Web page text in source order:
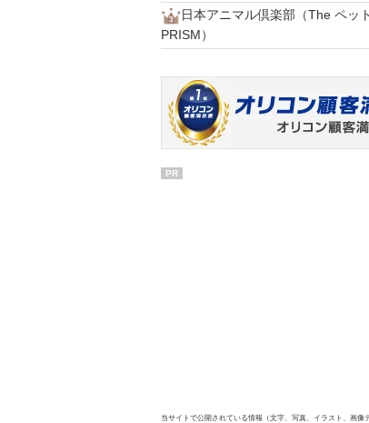
日本アニマル倶楽部（The ペッ
PRISM）
PR
当サイトで公開されている情報（文字、写真、イラスト、画像